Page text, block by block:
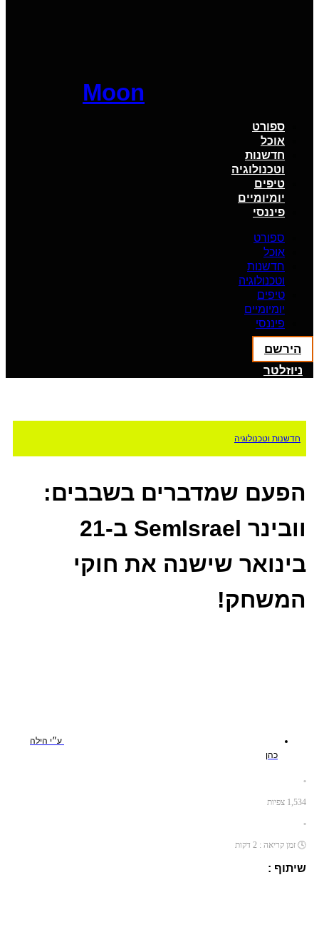
Moon
ספורט
אוכל
חדשנות
וטכנולוגיה
טיפים
יומיומיים
פיננסי
ספורט
אוכל
חדשנות
וטכנולוגיה
טיפים
יומיומיים
פיננסי
הירשם
ניוזלטר
חדשנות וטכנולוגיה
הפעם שמדברים בשבבים:
וובינר SemIsrael ב-21
בינואר שישנה את חוקי
המשחק!
ע״י הילה
כהן
•
1,534 צפיות
•
🕓 זמן קריאה : 2 דקות
שיתוף :